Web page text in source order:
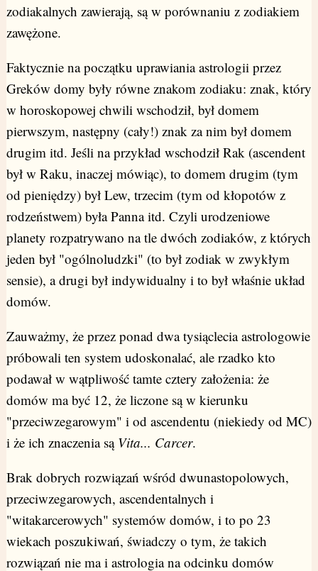
zodiakalnych zawierają, są w porównaniu z zodiakiem
zawężone.
Faktycznie na początku uprawiania astrologii przez
Greków domy były równe znakom zodiaku: znak, który
w horoskopowej chwili wschodził, był domem
pierwszym, następny (cały!) znak za nim był domem
drugim itd. Jeśli na przykład wschodził Rak (ascendent
był w Raku, inaczej mówiąc), to domem drugim (tym
od pieniędzy) był Lew, trzecim (tym od kłopotów z
rodzeństwem) była Panna itd. Czyli urodzeniowe
planety rozpatrywano na tle dwóch zodiaków, z których
jeden był "ogólnoludzki" (to był zodiak w zwykłym
sensie), a drugi był indywidualny i to był właśnie układ
domów.
Zauważmy, że przez ponad dwa tysiąclecia astrologowie
próbowali ten system udoskonalać, ale rzadko kto
podawał w wątpliwość tamte cztery założenia: że
domów ma być 12, że liczone są w kierunku
"przeciwzegarowym" i od ascendentu (niekiedy od MC)
i że ich znaczenia są Vita... Carcer.
Brak dobrych rozwiązań wśród dwunastopolowych,
przeciwzegarowych, ascendentalnych i
"witakarcerowych" systemów domów, i to po 23
wiekach poszukiwań, świadczy o tym, że takich
rozwiązań nie ma i astrologia na odcinku domów